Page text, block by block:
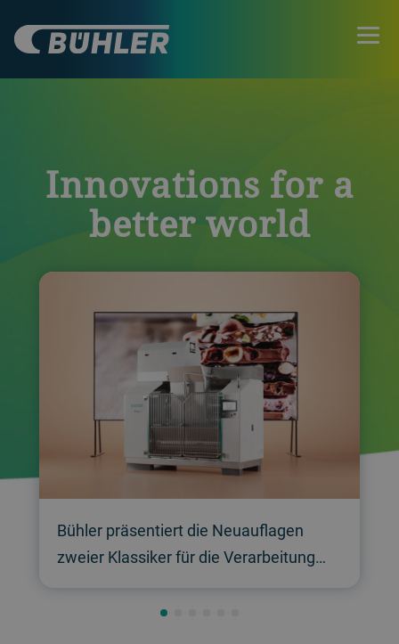
Innovations for a
better world
Bühler präsentiert die Neuauflagen
zweier Klassiker für die Verarbeitung